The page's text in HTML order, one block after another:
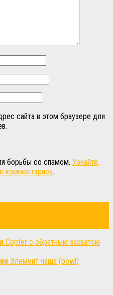
сайта в этом браузере для
борьбы со спамом. Узнайте,
комментариев.
Copter с обратным захватом
Элемент чаша (bowl)